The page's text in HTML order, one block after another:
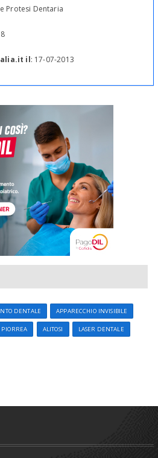
Protesi Dentaria
il: 17-07-2013
DENTALE APPARECCHIO INVISIBILE
ALITOSI LASER DENTALE